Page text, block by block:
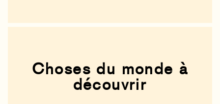
Choses du monde à
découvrir